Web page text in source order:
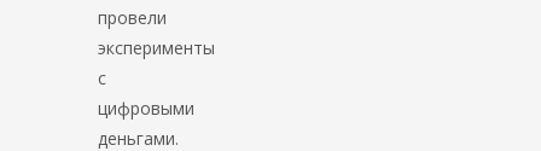
провели
эксперименты
с
цифровыми
деньгами.